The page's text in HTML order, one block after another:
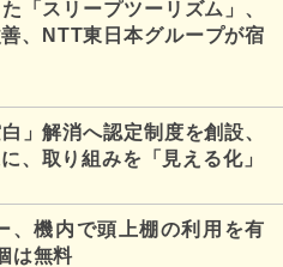
「スリープツーリズム」、
、NTT東日本グループが宿
」解消へ認定制度を創設、
、取り組みを「見える化」
、機内で頭上棚の利用を有
は無料